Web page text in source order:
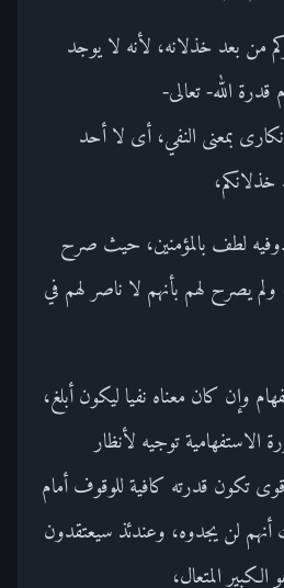
من بعد خذلانه، لأنه لا يوجد
الله- تعالى-
بمعنى النفي، أى لا أحد
خذلانكم،
لطف بالمؤمنين، حيث صرح
ولم يصرح لهم بأنهم لا ناصر لهم في
وإن كان معناه نفيا ليكون أبلغ،
الاستفهامية توجيه لأنظار
تكون قدرته كافية للوقوف أمام
أنهم لن يجدوه، وعندئذ سيعتقدون
المتعال،